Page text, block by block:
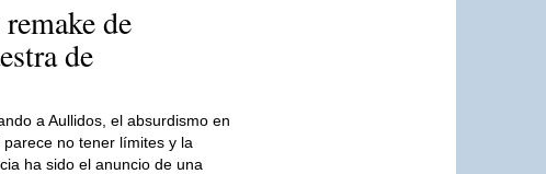
de
de
a Aullidos, el absurdismo en
parece no tener límites y la
ha sido el anuncio de una